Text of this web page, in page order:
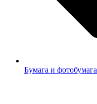
Бумага и фотобумага